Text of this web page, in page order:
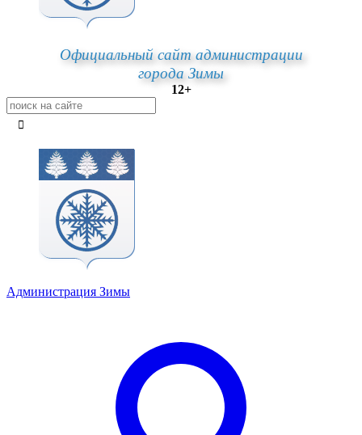
Официальный сайт администрации
города Зимы
12+
Администрация Зимы